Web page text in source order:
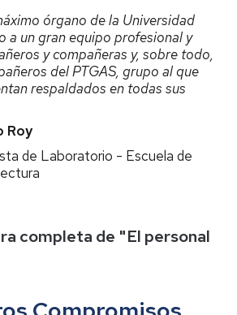
órgano de la Universidad
a un gran equipo profesional y
y compañeras y, sobre todo,
del PTGAS, grupo al que
respaldados en todas sus
Roy
de Laboratorio - Escuela de
completa de "El personal